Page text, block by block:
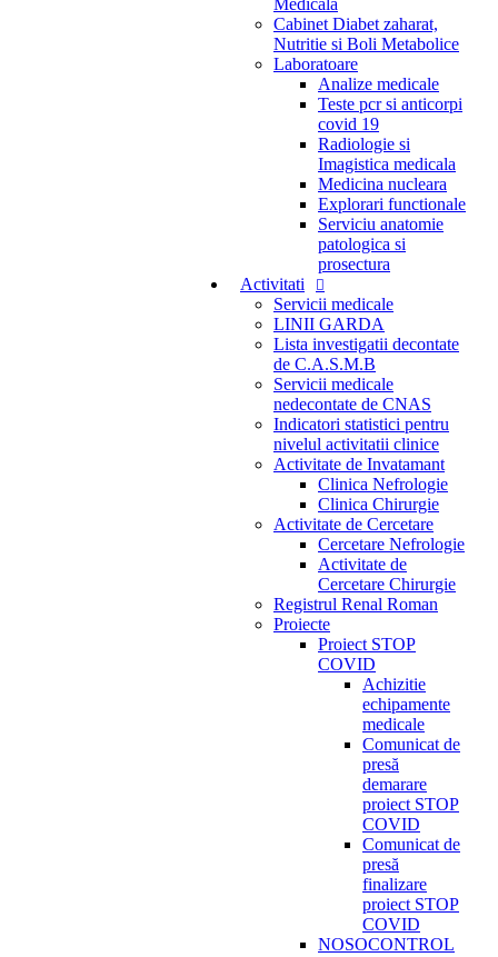
Medicala
Cabinet Diabet zaharat,
Nutritie si Boli Metabolice
Laboratoare
Analize medicale
Teste pcr si anticorpi
covid 19
Radiologie si
Imagistica medicala
Medicina nucleara
Explorari functionale
Serviciu anatomie
patologica si
prosectura
Activitati
Servicii medicale
LINII GARDA
Lista investigatii decontate
de C.A.S.M.B
Servicii medicale
nedecontate de CNAS
Indicatori statistici pentru
nivelul activitatii clinice
Activitate de Invatamant
Clinica Nefrologie
Clinica Chirurgie
Activitate de Cercetare
Cercetare Nefrologie
Activitate de
Cercetare Chirurgie
Registrul Renal Roman
Proiecte
Proiect STOP
COVID
Achizitie
echipamente
medicale
Comunicat de
presă
demarare
proiect STOP
COVID
Comunicat de
presă
finalizare
proiect STOP
COVID
NOSOCONTROL